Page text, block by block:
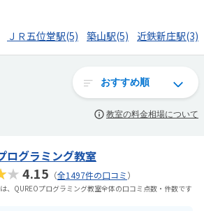
ＪＲ五位堂駅(5) 築山駅(5) 近鉄新庄駅(3)
教室の料金相場について
ログラミング教室
4.15 （全1497件の口コミ）
、QUREOプログラミング教室全体の口コミ点数・件数です